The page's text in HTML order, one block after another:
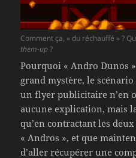
Comment ça, « du réchauffé » ?
them-up?
Pourquoi « Andro Dunos
grand mystère, le
un flyer publicitaire n’en
aucune explication, mais
qu’en contractant les
« Andros », et que
d’aller récupérer une